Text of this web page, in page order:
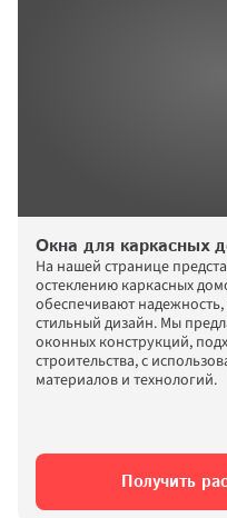
Окна для каркасных
На нашей странице
остеклению каркасных
обеспечивают
стильный дизайн. Мы
оконных конструкций,
строительства, с
материалов и технологий.
Получить